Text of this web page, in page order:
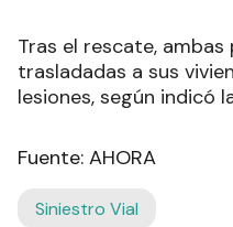
Tras el rescate,
trasladadas a sus
lesiones, según indicó
Fuente: AHORA
Siniestro Vial